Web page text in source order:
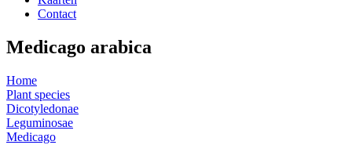
Contact
Medicago arabica
Home
Plant species
Dicotyledonae
Leguminosae
Medicago